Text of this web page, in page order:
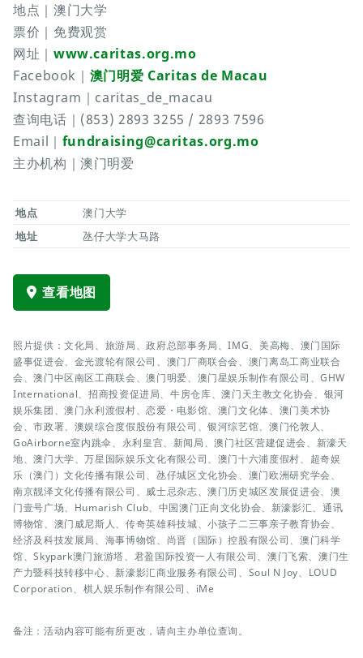
地点｜澳门大学
票价｜免费观赏
网址｜ www.caritas.org.mo
Facebook｜ 澳门明爱 Caritas de Macau
Instagram｜caritas_de_macau
查询电话｜(853) 2893 3255 / 2893 7596
Email｜ fundraising@caritas.org.mo
主办机构｜澳门明爱
地点
澳门大学
地址
氹仔大学大马路
查看地图
照片提供：文化局、旅游局、政府总部事务局、IMG、美高梅、澳门国际
盛事促进会、金光渡轮有限公司、澳门厂商联合会、澳门离岛工商业联合
会、澳门中区南区工商联会、澳门明爱、澳门星娱乐制作有限公司、GHW
International、招商投资促进局、牛房仓库、澳门天主教文化协会、银河
娱乐集团、澳门永利渡假村、恋爱・电影馆、澳门文化体、澳门美术协
会、市政署、澳娱综合度假股份有限公司、银河综艺馆、澳门伦敦人、
GoAirborne室内跳伞、永利皇宫、新闻局、澳门社区营建促进会、新濠天
地、澳门大学、万星国际娱乐文化有限公司、澳门十六浦度假村、超奇娱
乐（澳门）文化传播有限公司、氹仔城区文化协会、澳门欧洲研究学会、
南京靓泽文化传播有限公司、威士忌杂志、澳门历史城区发展促进会、澳
门壹号广场、Humarish Club、中国澳门正向文化协会、新濠影汇、通讯
博物馆、澳门威尼斯人、传奇英雄科技城、小孩子二三事亲子教育协会、
经济及科技发展局、海事博物馆、尚晋（国际）控股有限公司、澳门科学
馆、Skypark澳门旅游塔、君盈国际投资一人有限公司、澳门飞索、澳门生
产力暨科技转移中心、新濠影汇商业服务有限公司、Soul N Joy、LOUD
Corporation、棋人娱乐制作有限公司、iMe
备注：活动内容可能有所更改，请向主办单位查询。